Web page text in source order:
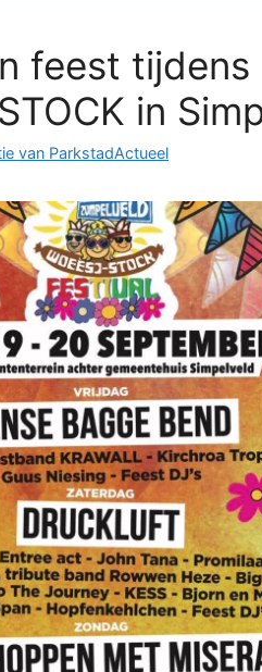
feest tijdens
in
van ParkstadActueel